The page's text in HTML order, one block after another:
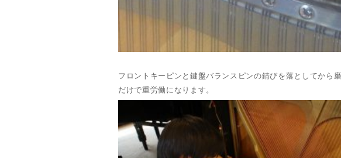
フロントキーピンと鍵盤バランスピンの錆びを落としてから
だけで重労働になります。